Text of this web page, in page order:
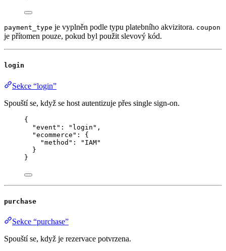
payment_type je vyplněn podle typu platebního akvizitora. coupon
je přítomen pouze, pokud byl použit slevový kód.
login
Sekce “login”
Spouští se, když se host autentizuje přes single sign-on.
{
"event" : " login " ,
"ecommerce" : {
"method" : " IAM"
}
}
purchase
Sekce “purchase”
Spouští se, když je rezervace potvrzena.